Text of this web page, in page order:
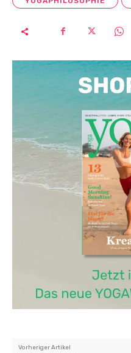
Vorheriger Artikel